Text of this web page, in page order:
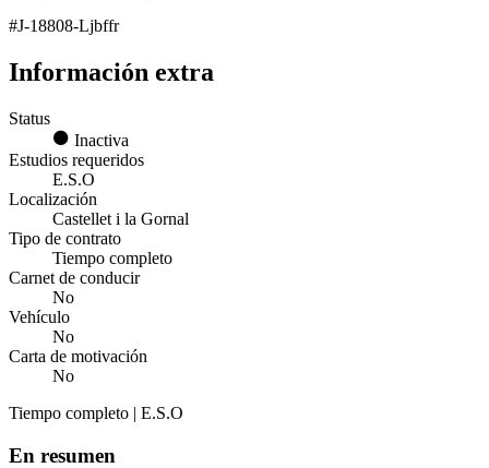
#J-18808-Ljbffr
Información extra
Status
Inactiva
Estudios requeridos
E.S.O
Localización
Castellet i la Gornal
Tipo de contrato
Tiempo completo
Carnet de conducir
No
Vehículo
No
Carta de motivación
No
Tiempo completo | E.S.O
En resumen